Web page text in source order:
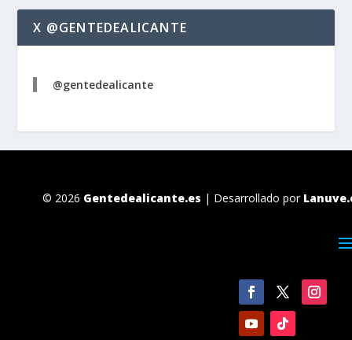
X @GENTEDEALICANTE
@gentedealicante
© 2026 Gentedealicante.es | Desarrollado por